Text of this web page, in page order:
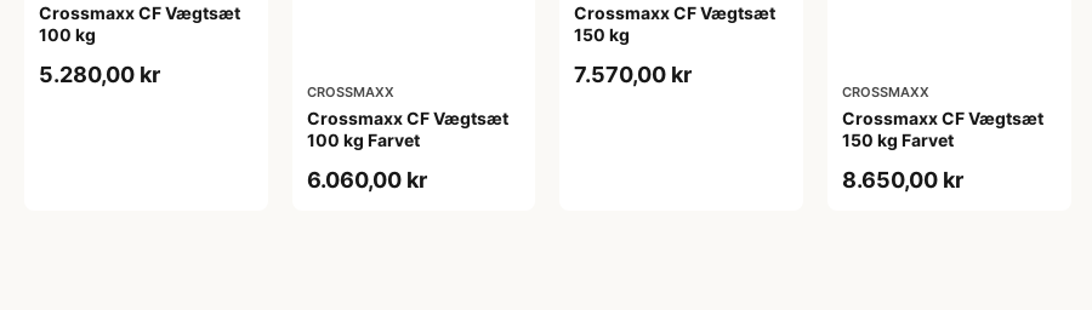
Crossmaxx CF Vægtsæt
100 kg
5.280,00 kr
CROSSMAXX
Crossmaxx CF Vægtsæt
100 kg Farvet
6.060,00 kr
Crossmaxx CF Vægtsæt
150 kg
7.570,00 kr
CROSSMAXX
Crossmaxx CF Vægtsæt
150 kg Farvet
8.650,00 kr